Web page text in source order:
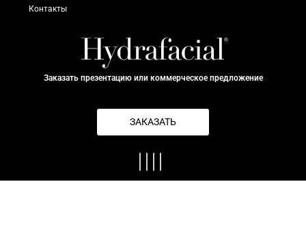
Контакты
Заказать презентацию или коммерческое предложение
ЗАКАЗАТЬ